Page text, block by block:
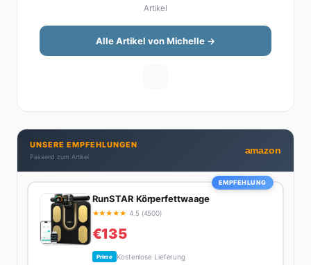
Steuererklärung. Ihre Stärke liegt darin, komplexe
Finanzthemen so aufzubereiten, dass sie jeder
versteht – ohne Fachchinesisch, dafür mit konkreten
Tipps zum Umsetzen. Von ETF-Strategien über
Produktivitäts-Hacks und die Frage, wie man Job und
Privatleben unter einen Hut bekommt. Privat ist sie
bekennende Kaffee-Süchtige (3+ Tassen am Tag,
Minimum), Podcast-Hörerin und verbringt ihre
Wochenenden am liebsten in der Natur oder auf dem
Artikel
Alle Artikel von Michelle →
UNSERE EMPFEHLUNGEN
Passend zum Artikel
amazon
EMPFEHLUNG
RunSTAR Körperfettwaage
★★★★★ 4.5 (4500)
€135
Prime Kostenlose Lieferung